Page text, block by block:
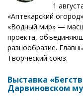
1
«Аптекарский
«Водный мир» —
проекта,
разнообразие.
Творческий союз.
Выставка
Дарвиновском